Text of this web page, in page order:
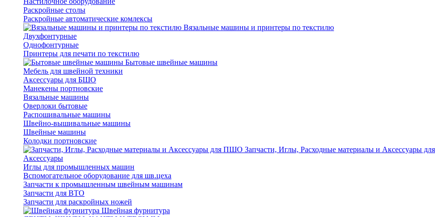
Раскройные столы
Раскройные автоматические комлексы
Вязальные машины и принтеры по текстилю
Двухфонтурные
Однофонтурные
Принтеры для печати по текстилю
Бытовые швейные машины
Мебель для швейной техники
Аксессуары для БШО
Манекены портновские
Вязальные машины
Оверлоки бытовые
Распошивальные машины
Швейно-вышивальные машины
Швейные машины
Колодки портновские
Запчасти, Иглы, Расходные материалы и Аксессуары
Аксессуары
Иглы для промышленных машин
Вспомогательное оборудование для шв.цеха
Запчасти к промышленным швейным машинам
Запчасти для ВТО
Запчасти для раскройных ножей
Швейная фурнитура